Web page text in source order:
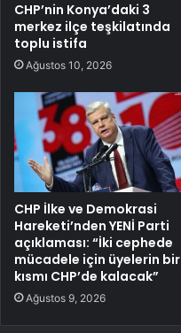
CHP’nin Konya’daki 3
merkez ilçe teşkilatında
toplu istifa
Ağustos 10, 2026
CHP İlke ve Demokrasi
Hareketi’nden YENİ Parti
açıklaması: “İki cephede
mücadele için üyelerin bir
kısmı CHP’de kalacak”
Ağustos 9, 2026